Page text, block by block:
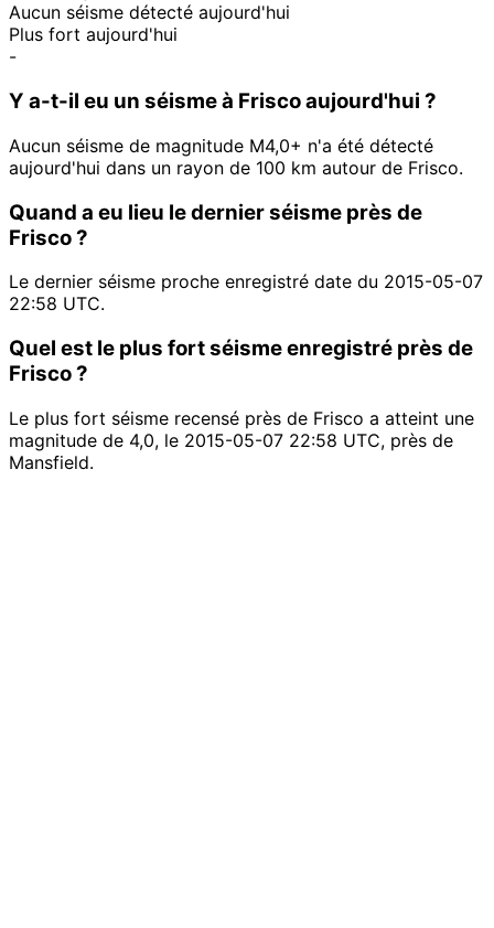
Aucun séisme détecté aujourd'hui
Plus fort aujourd'hui
-
Y a-t-il eu un séisme à Frisco aujourd'hui ?
Aucun séisme de magnitude M4,0+ n'a été détecté
aujourd'hui dans un rayon de 100 km autour de Frisco.
Quand a eu lieu le dernier séisme près de
Frisco ?
Le dernier séisme proche enregistré date du 2015-05-07
22:58 UTC.
Quel est le plus fort séisme enregistré près de
Frisco ?
Le plus fort séisme recensé près de Frisco a atteint une
magnitude de 4,0, le 2015-05-07 22:58 UTC, près de
Mansfield.